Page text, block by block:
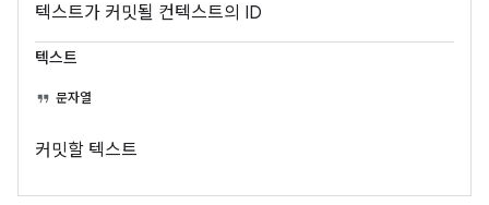
텍스트가 커밋될 컨텍스트의 ID
텍스트
문자열
커밋할 텍스트